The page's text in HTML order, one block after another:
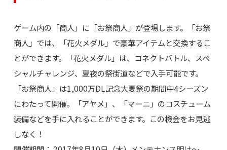
ゲーム内の「商人」に「お祭商人」が登場します。「お祭
商人」では、「花火メダル」で豪華アイテムと交換するこ
とができます。「花火メダル」は、コネクトバトル、スペ
シャルチャレンジ、夏夜の祭街道などで入手可能です。
「お祭商人」は1,000万DL記念大夏祭の期間中4シーズン
にわたって開催。「アヤメ」、「マーニ」のコスチューム
装備などを手に入れることができます。この機会をお見逃
しなく！